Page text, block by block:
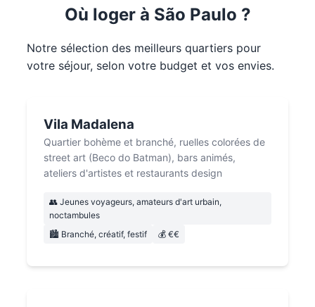
Où loger à São Paulo ?
Notre sélection des meilleurs quartiers pour
votre séjour, selon votre budget et vos envies.
Vila Madalena
Quartier bohème et branché, ruelles colorées de
street art (Beco do Batman), bars animés,
ateliers d'artistes et restaurants design
👥 Jeunes voyageurs, amateurs d'art urbain,
noctambules
🏙️ Branché, créatif, festif
💰 €€